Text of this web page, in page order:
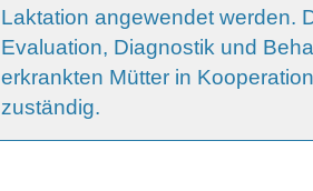
Laktation angewendet werden.
Evaluation, Diagnostik und
erkrankten Mütter in
zuständig.